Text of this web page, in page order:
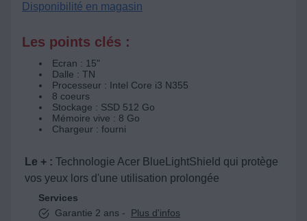
Disponibilité en magasin
Les points clés :
Ecran : 15"
Dalle : TN
Processeur : Intel Core i3 N355
8 coeurs
Stockage : SSD 512 Go
Mémoire vive : 8 Go
Chargeur : fourni
Le + : Technologie Acer BlueLightShield qui protège
vos yeux lors d'une utilisation prolongée
Services
Garantie 2 ans -
Plus d'infos